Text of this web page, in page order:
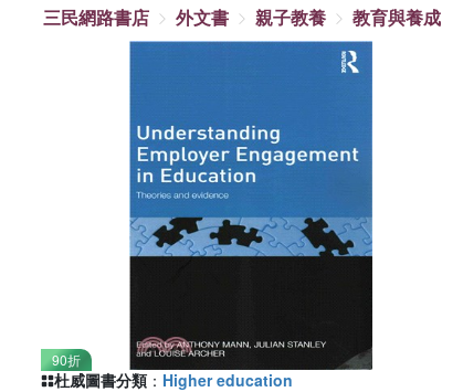
三民網路書店
外文書 親子教養 教育與養成
90折
杜威圖書分類 ： Higher education